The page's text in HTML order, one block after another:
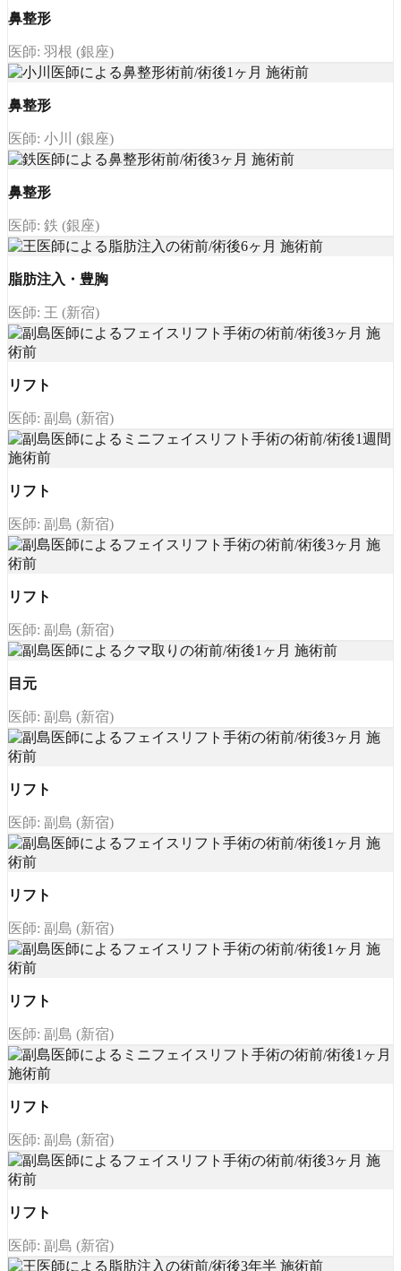
鼻整形
医師: 羽根 (銀座)
鼻整形
医師: 小川 (銀座)
鼻整形
医師: 鉄 (銀座)
脂肪注入・豊胸
医師: 王 (新宿)
リフト
医師: 副島 (新宿)
リフト
医師: 副島 (新宿)
リフト
医師: 副島 (新宿)
目元
医師: 副島 (新宿)
リフト
医師: 副島 (新宿)
リフト
医師: 副島 (新宿)
リフト
医師: 副島 (新宿)
リフト
医師: 副島 (新宿)
リフト
医師: 副島 (新宿)